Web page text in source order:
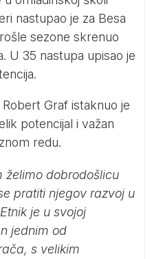
nastupao je za Besa
sezone skrenuo
U 35 nastupa upisao je
Graf istaknuo je
potencijal i važan
redu.
želimo dobrodošlicu
pratiti njegov razvoj u
je u svojoj
jednim od
s velikim